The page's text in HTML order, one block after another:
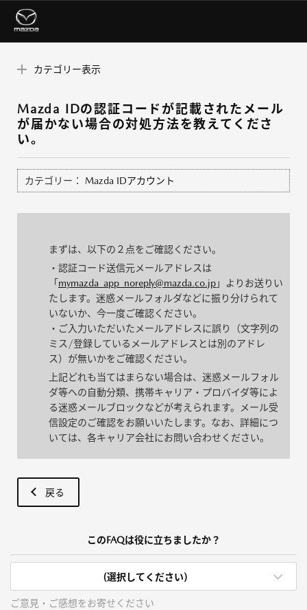
カテゴリー表示
Mazda IDの認証コードが記載されたメール
が届かない場合の対処方法を教えてくださ
い。
カテゴリー： Mazda IDアカウント
まずは、以下の２点をご確認ください。
・認証コード送信元メールアドレスは
「 mymazda_app_noreply@mazda.co.jp 」よりお送りい
たします。迷惑メールフォルダなどに振り分けられて
いないか、今一度ご確認ください。
・ご入力いただいたメールアドレスに誤り（文字列の
ミス/登録しているメールアドレスとは別のアドレ
ス）が無いかをご確認ください。
上記どれも当てはまらない場合は、迷惑メールフォル
ダ等への自動分類、携帯キャリア・プロバイダ等によ
る迷惑メールブロックなどが考えられます。メール受
信設定のご確認をお願いいたします。なお、詳細につ
いては、各キャリア会社にお問い合わせください。
戻る
このFAQは役に立ちましたか？
(選択してください)
ご意見・ご感想をお寄せください